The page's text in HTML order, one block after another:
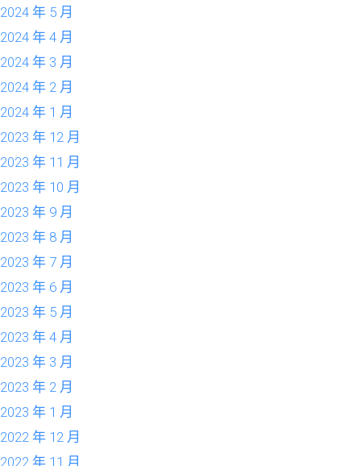
2024 年 5 月
2024 年 4 月
2024 年 3 月
2024 年 2 月
2024 年 1 月
2023 年 12 月
2023 年 11 月
2023 年 10 月
2023 年 9 月
2023 年 8 月
2023 年 7 月
2023 年 6 月
2023 年 5 月
2023 年 4 月
2023 年 3 月
2023 年 2 月
2023 年 1 月
2022 年 12 月
2022 年 11 月